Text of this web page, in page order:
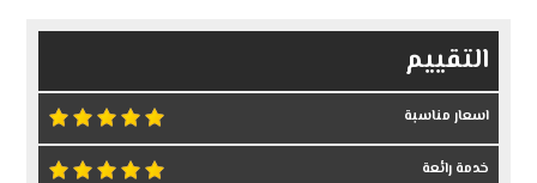
التقييم
اسعار مناسبة
خدمة رائعة